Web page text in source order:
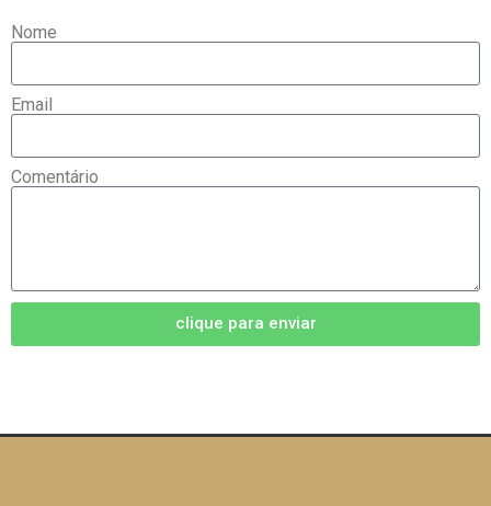
Nome
Email
Comentário
clique para enviar